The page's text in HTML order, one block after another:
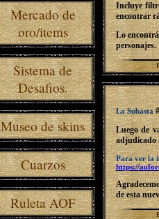
Mercado de
oro/items
Sistema de
Desafios.
Museo de skins
Cuarzos
Ruleta AOF
Incluye
encontrar
Lo
personajes.
La Subasta
Luego de
adjudicado
Para ver la
https://
de esta